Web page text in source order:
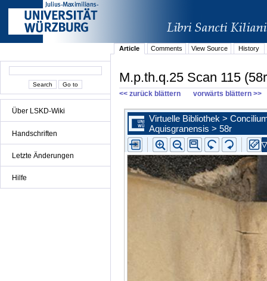
Über LSKD-Wiki
Handschriften
Letzte Änderungen
Hilfe
Article Comments View Source History
M.p.th.q.25 Scan 115
<< zurück blättern vorwärts blättern >>